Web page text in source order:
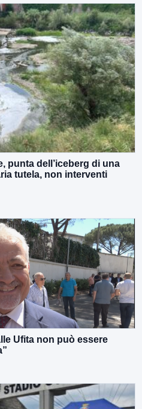
punta dell’iceberg di una
tutela, non interventi
Ufita non può essere